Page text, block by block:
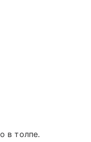
в толпе.